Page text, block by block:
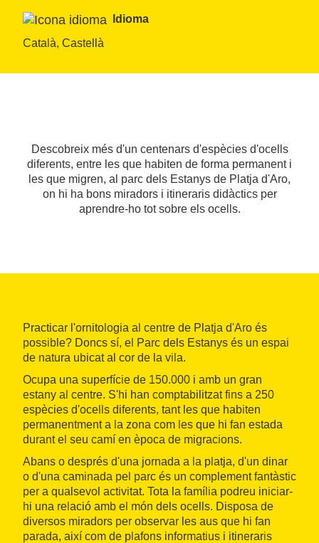
Idioma
Català, Castellà
Descobreix més d'un centenars d'espècies d'ocells
diferents, entre les que habiten de forma permanent i
les que migren, al parc dels Estanys de Platja d'Aro,
on hi ha bons miradors i itineraris didàctics per
aprendre-ho tot sobre els ocells.
Practicar l'ornitologia al centre de Platja d'Aro és
possible? Doncs sí, el Parc dels Estanys és un espai
de natura ubicat al cor de la vila.
Ocupa una superfície de 150.000 i amb un gran
estany al centre. S'hi han comptabilitzat fins a 250
espècies d'ocells diferents, tant les que habiten
permanentment a la zona com les que hi fan estada
durant el seu camí en època de migracions.
Abans o després d'una jornada a la platja, d'un dinar
o d'una caminada pel parc és un complement fantàstic
per a qualsevol activitat. Tota la família podreu iniciar-
hi una relació amb el món dels ocells. Disposa de
diversos miradors per observar les aus que hi fan
parada, així com de plafons informatius i itineraris